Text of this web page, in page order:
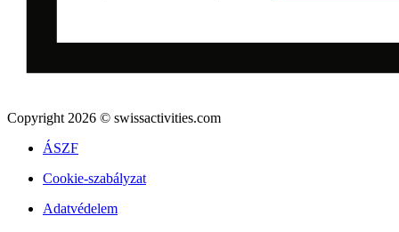
Copyright 2026 © swissactivities.com
ÁSZF
Cookie-szabályzat
Adatvédelem